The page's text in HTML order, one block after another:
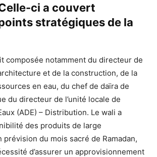
ci a couvert
stratégiques de la
composée notamment du directeur de
et de la construction, de la
en eau, du chef de daïra de
du directeur de l’unité locale de
(ADE) – Distribution. Le wali a
des produits de large
prévision du mois sacré de Ramadan,
d’assurer un approvisionnement